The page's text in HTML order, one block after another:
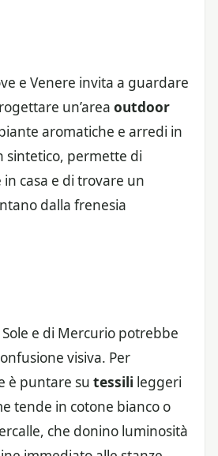
e Venere invita a guardare
un’area outdoor
aromatiche e arredi in
sintetico, permette di
casa e di trovare un
dalla frenesia
Sole e di Mercurio potrebbe
visiva. Per
è puntare su tessili leggeri
tende in cotone bianco o
che donino luminosità